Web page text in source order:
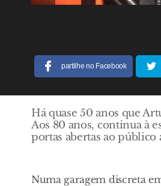
partilhe no Facebook
Há quase 50 anos que
Aos 80 anos, continua à
portas abertas ao público
Numa garagem discreta